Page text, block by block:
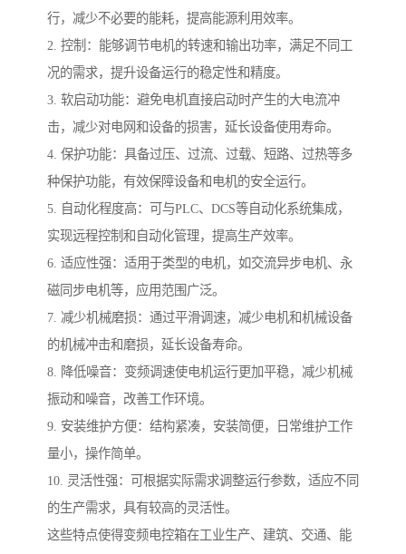
行，减少不必要的能耗，提高能源利用效率。
2. 控制：能够调节电机的转速和输出功率，满足不同工
况的需求，提升设备运行的稳定性和精度。
3. 软启动功能：避免电机直接启动时产生的大电流冲
击，减少对电网和设备的损害，延长设备使用寿命。
4. 保护功能：具备过压、过流、过载、短路、过热等多
种保护功能，有效保障设备和电机的安全运行。
5. 自动化程度高：可与PLC、DCS等自动化系统集成，
实现远程控制和自动化管理，提高生产效率。
6. 适应性强：适用于类型的电机，如交流异步电机、永
磁同步电机等，应用范围广泛。
7. 减少机械磨损：通过平滑调速，减少电机和机械设备
的机械冲击和磨损，延长设备寿命。
8. 降低噪音：变频调速使电机运行更加平稳，减少机械
振动和噪音，改善工作环境。
9. 安装维护方便：结构紧凑，安装简便，日常维护工作
量小，操作简单。
10. 灵活性强：可根据实际需求调整运行参数，适应不同
的生产需求，具有较高的灵活性。
这些特点使得变频电控箱在工业生产、建筑、交通、能